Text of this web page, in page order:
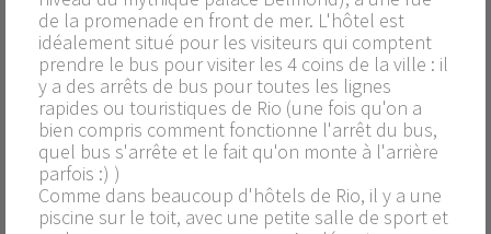
de la promenade en front de mer. L'hôtel est
idéalement situé pour les visiteurs qui comptent
prendre le bus pour visiter les 4 coins de la ville : il
y a des arrêts de bus pour toutes les lignes
rapides ou touristiques de Rio (une fois qu'on a
bien compris comment fonctionne l'arrêt du bus,
quel bus s'arrête et le fait qu'on monte à l'arrière
parfois :) )
Comme dans beaucoup d'hôtels de Rio, il y a une
piscine sur le toit, avec une petite salle de sport et